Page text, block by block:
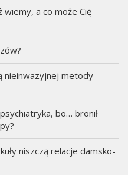
a co może Cię
nieinwazyjnej metody
bo… bronił
niszczą relacje damsko-